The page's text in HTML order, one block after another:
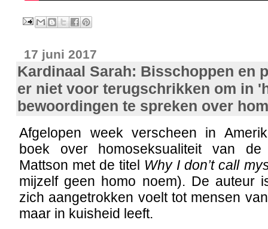
17 juni 2017
Kardinaal Sarah: Bisschoppen en
er niet voor terugschrikken om in
bewoordingen te spreken over
Afgelopen week verscheen in
boek over homoseksualiteit van
Mattson met de titel Why I don’t call
mijzelf geen homo noem). De auteur
zich aangetrokken voelt tot mensen
maar in kuisheid leeft.